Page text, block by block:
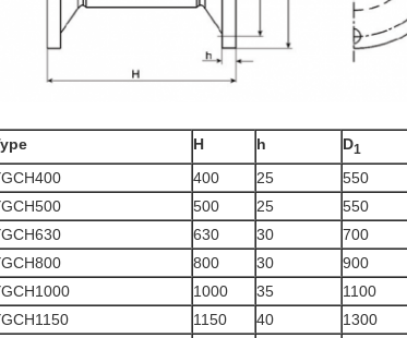
H h D1
400 25 550
500 25 550
630 30 700
800 30 900
1000 35 1100
1150 40 1300